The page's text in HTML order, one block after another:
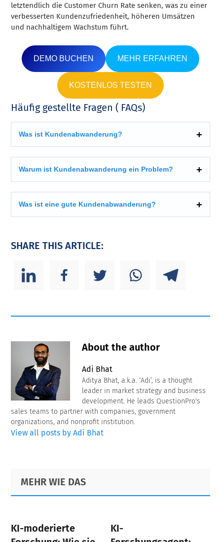
letztendlich die Customer Churn Rate senken, was zu einer
verbesserten Kundenzufriedenheit, höheren Umsätzen
und nachhaltigem Wachstum führt.
DEMO BUCHEN MEHR ERFAHREN
KOSTENLOS TESTEN
Häufig gestellte Fragen ( FAQs)
Was ist Kundenabwanderung?
Warum ist Kundenabwanderung ein Problem?
Was ist eine gute Kundenabwanderung?
SHARE THIS ARTICLE:
About the author
Adi Bhat
Aditya Bhat, a.k.a. ‘Adi’, is a thought
leader in market strategy and business
development. He leads QuestionPro's
sales teams to partner with companies, government
organizations, and nonprofit institution.
View all posts by Adi Bhat
Primary
Sidebar
Footer
MEHR WIE DAS
KI-moderierte
KI-